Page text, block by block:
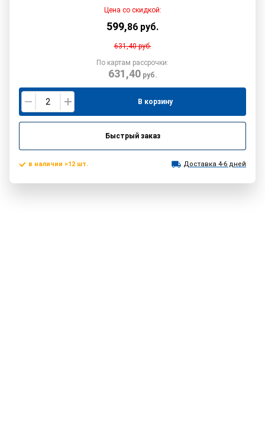
Цена со скидкой:
599,86 руб.
631,40руб.
По картам рассрочки:
631,40руб.
В корзину
Быстрый заказ
в наличии >12 шт. Доставка 4-6 дней